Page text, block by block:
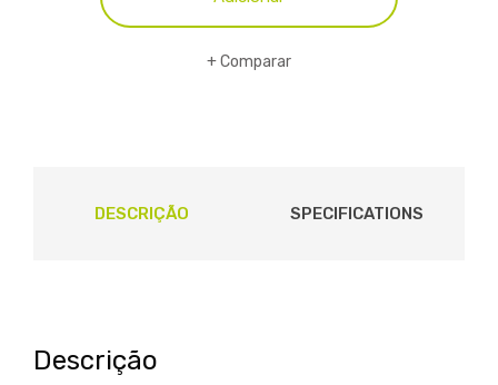
Comparar
DESCRIÇÃO SPECIFICATIONS
Descrição